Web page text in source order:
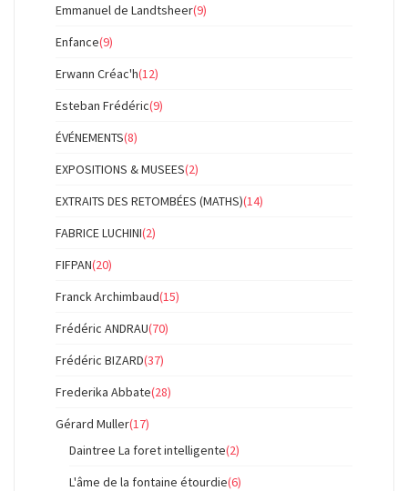
Emmanuel de Landtsheer(9)
Enfance(9)
Erwann Créac'h(12)
Esteban Frédéric(9)
ÉVÉNEMENTS(8)
EXPOSITIONS & MUSEES(2)
EXTRAITS DES RETOMBÉES (MATHS)(14)
FABRICE LUCHINI(2)
FIFPAN(20)
Franck Archimbaud(15)
Frédéric ANDRAU(70)
Frédéric BIZARD(37)
Frederika Abbate(28)
Gérard Muller(17)
Daintree La foret intelligente(2)
L'âme de la fontaine étourdie(6)